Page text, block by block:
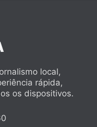
local,
rápida,
os dispositivos.